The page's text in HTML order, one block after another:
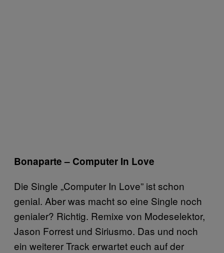
Bonaparte – Computer In Love
Die Single „Computer In Love” ist schon
genial. Aber was macht so eine Single noch
genialer? Richtig. Remixe von Modeselektor,
Jason Forrest und Siriusmo. Das und noch
ein weiterer Track erwartet euch auf der